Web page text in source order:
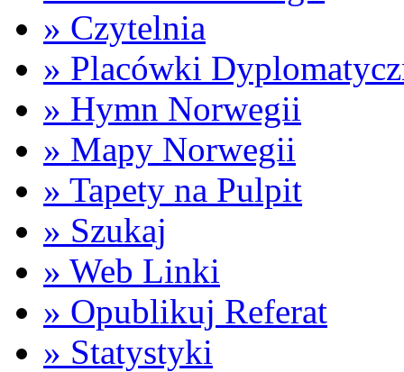
» Czytelnia
» Placówki
» Hymn Norwegii
» Mapy Norwegii
» Tapety na Pulpit
» Szukaj
» Web Linki
» Opublikuj Referat
» Statystyki